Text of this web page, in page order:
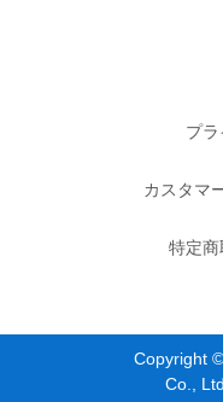
プ
カスタマ
特定
Copyright
Co.,